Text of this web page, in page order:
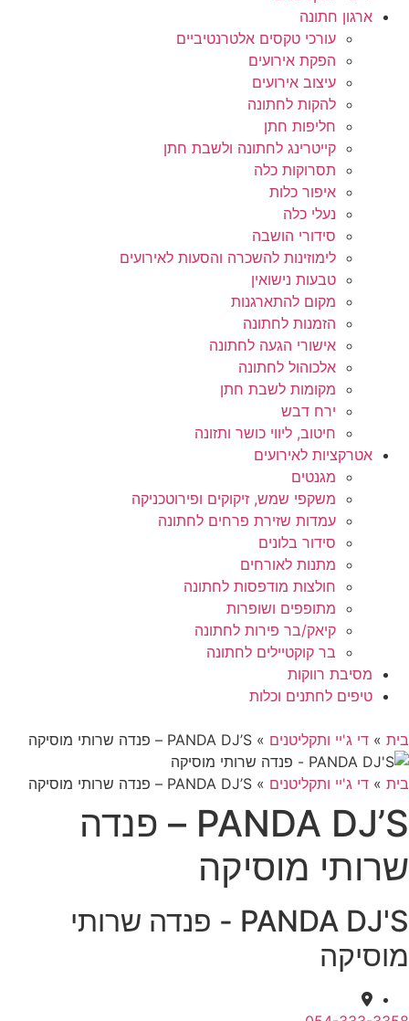
ארגון חתונה
עורכי טקסים אלטרנטיביים
הפקת אירועים
עיצוב אירועים
להקות לחתונה
חליפות חתן
קייטרינג לחתונה ולשבת חתן
תסרוקות כלה
איפור כלות
נעלי כלה
סידורי הושבה
לימוזינות להשכרה והסעות לאירועים
טבעות נישואין
מקום להתארגנות
הזמנות לחתונה
אישורי הגעה לחתונה
אלכוהול לחתונה
מקומות לשבת חתן
ירח דבש
חיטוב, ליווי כושר ותזונה
אטרקציות לאירועים
מגנטים
משקפי שמש, זיקוקים ופירוטכניקה
עמדות שזירת פרחים לחתונה
סידור בלונים
מתנות לאורחים
חולצות מודפסות לחתונה
מתופפים ושופרות
קיאק/בר פירות לחתונה
בר קוקטיילים לחתונה
מסיבת רווקות
טיפים לחתנים וכלות
בית » די ג'יי ותקליטנים » PANDA DJ’S – פנדה שרותי מוסיקה
בית » די ג'יי ותקליטנים » PANDA DJ’S – פנדה שרותי מוסיקה
PANDA DJ’S – פנדה
שרותי מוסיקה
PANDA DJ'S - פנדה שרותי
מוסיקה